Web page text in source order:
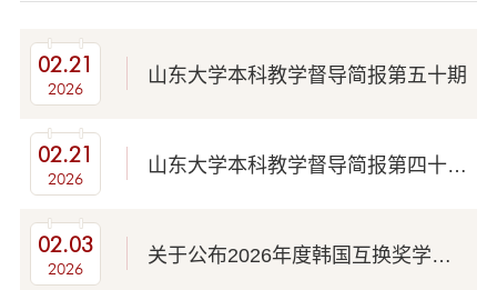
02.21
2026
山东大学本科教学督导简报第五十期
02.21
2026
山东大学本科教学督导简报第四十九期
02.03
2026
关于公布2026年度韩国互换奖学金项目候选人推荐名单的通知